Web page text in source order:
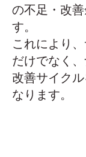
の不足・改
す。
これにより
だけでなく
改善サイク
なります。